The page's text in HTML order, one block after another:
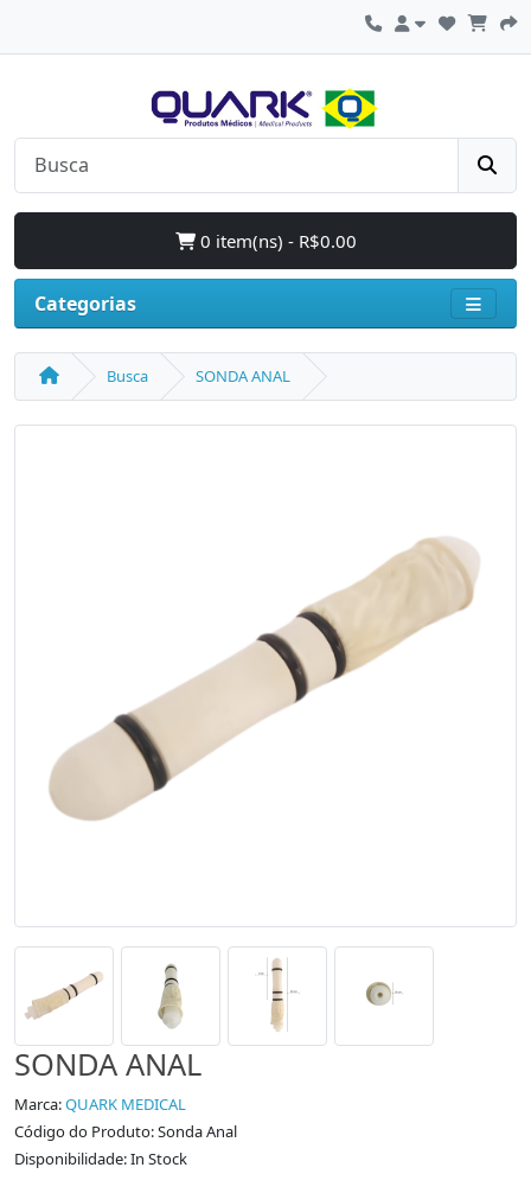
0 item(ns) - R$0.00
Categorias
Busca SONDA ANAL
SONDA ANAL
Marca:QUARK MEDICAL
Código do Produto: Sonda Anal
Disponibilidade: In Stock